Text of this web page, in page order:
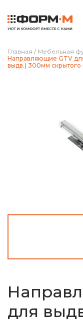
Главная / Мебельная
Направляющие GTV
выдв.) 300мм
для